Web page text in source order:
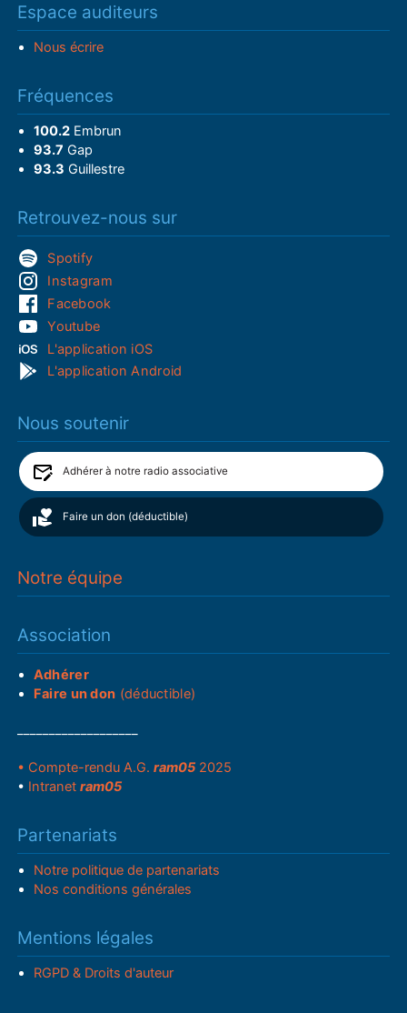
Espace auditeurs
Nous écrire
Fréquences
100.2Embrun
93.7 Gap
93.3 Guillestre
Retrouvez-nous sur
Spotify
Instagram
Facebook
Youtube
L'application iOS
L'application Android
Nous soutenir
Adhérer à notre radio associative
Faire un don (déductible)
Notre équipe
Association
Adhérer
Faire un don (déductible)
• Compte-rendu A.G.ram05 2025
• Intranetram05
Partenariats
Notre politique de partenariats
Nos conditions générales
Mentions légales
RGPD & Droits d'auteur